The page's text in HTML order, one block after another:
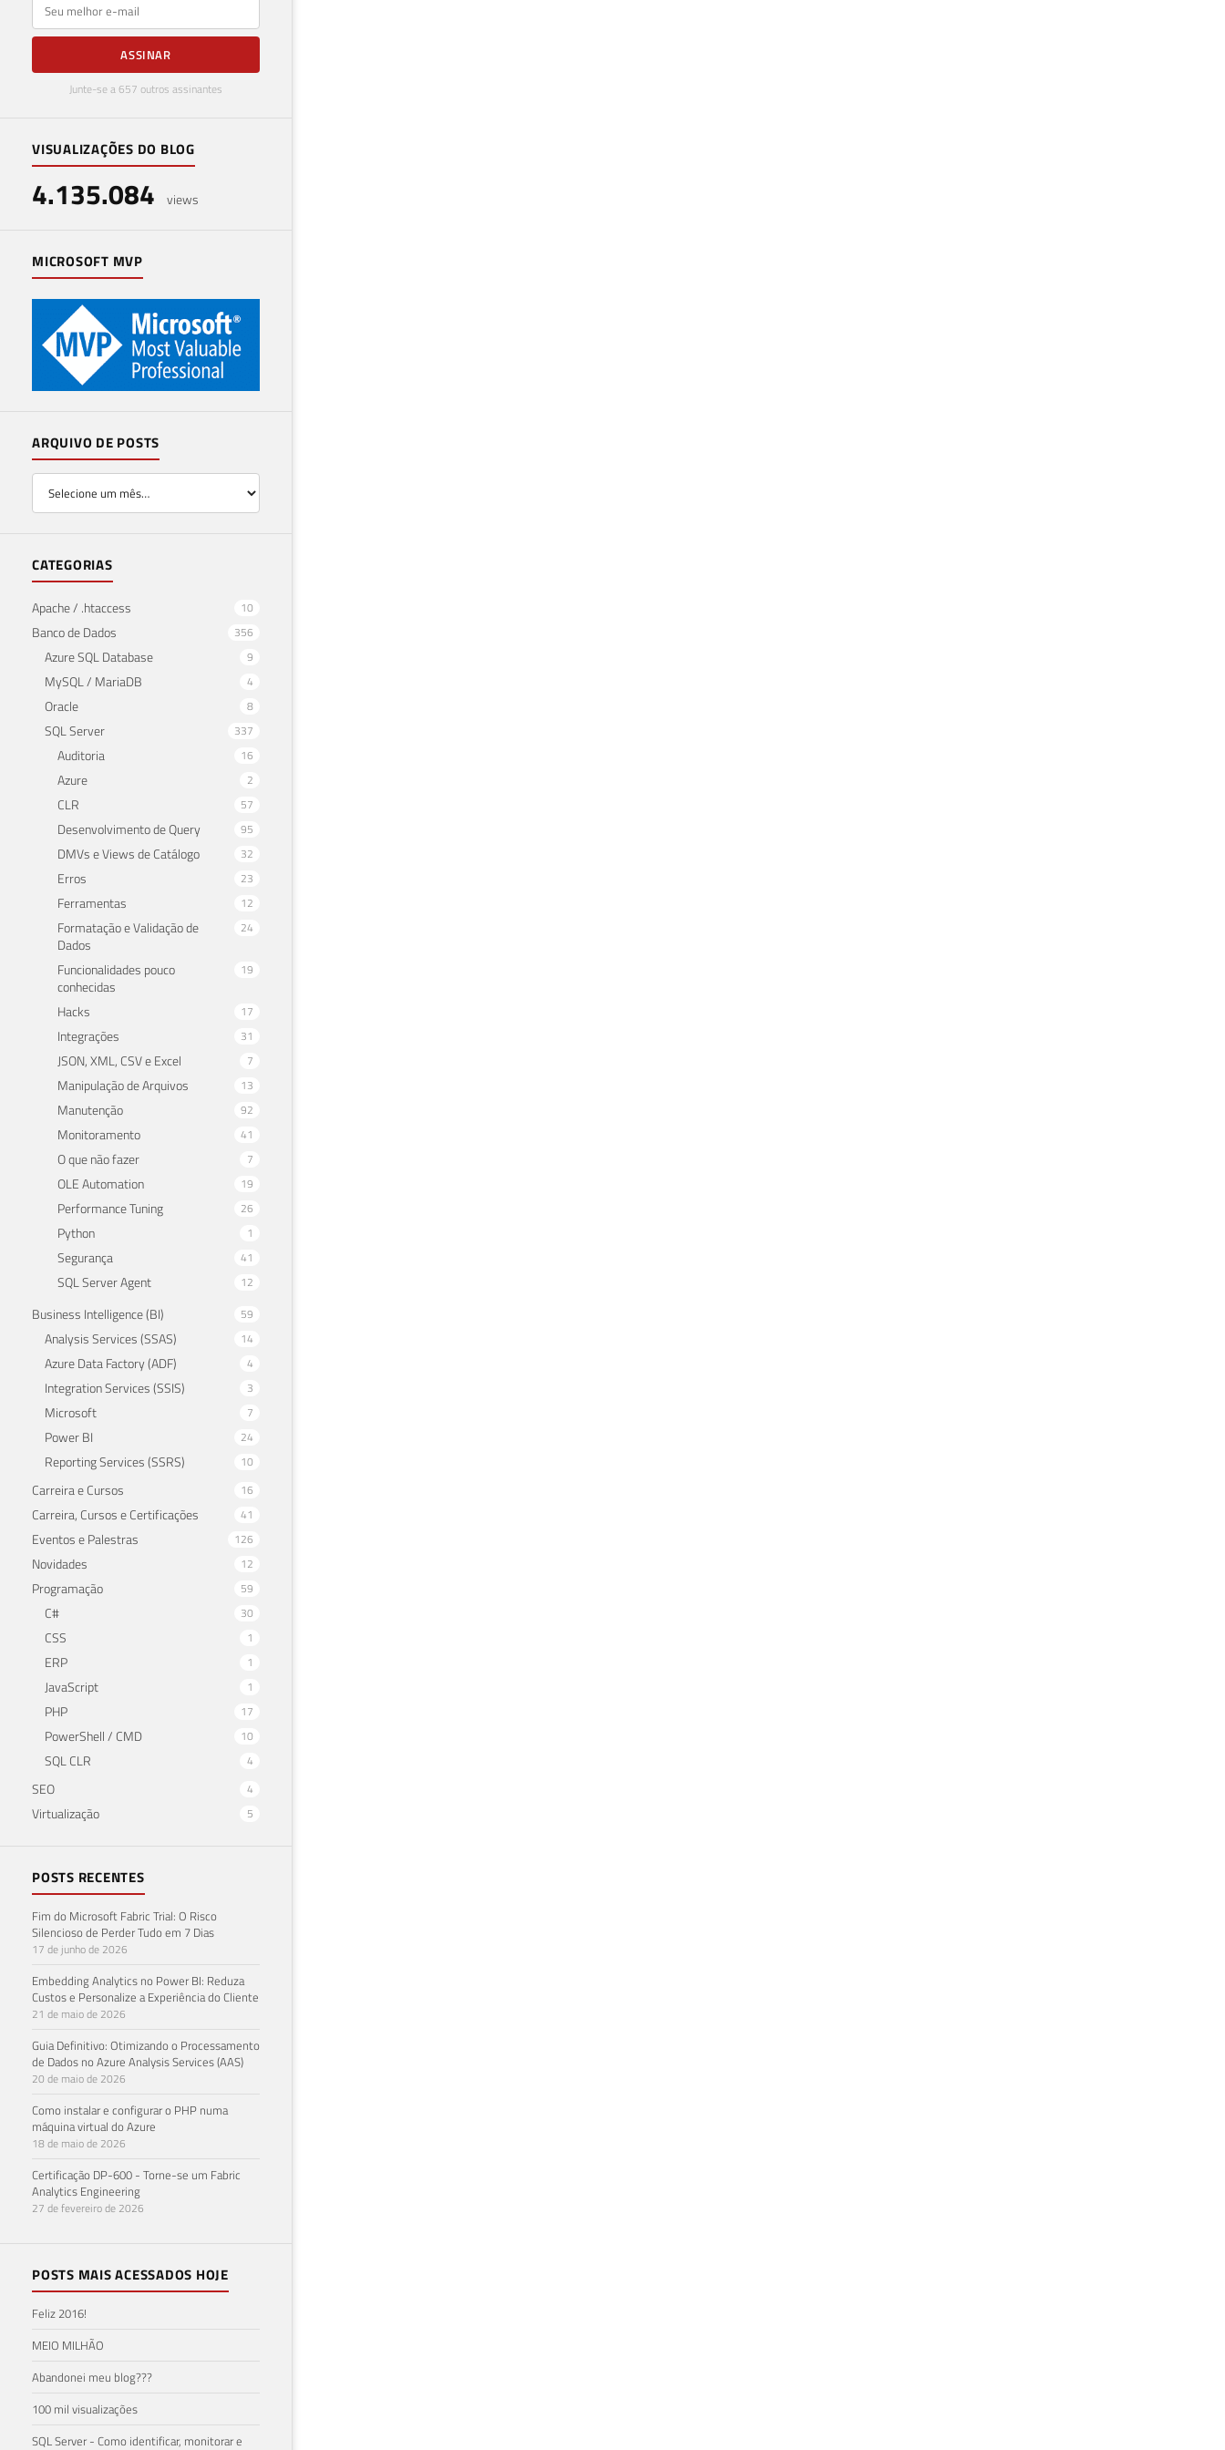
ASSINAR
Junte-se a 657 outros assinantes
VISUALIZAÇÕES DO BLOG
4.135.084 views
MICROSOFT MVP
ARQUIVO DE POSTS
CATEGORIAS
Apache / .htaccess 10
Banco de Dados 356
Azure SQL Database 9
MySQL / MariaDB 4
Oracle 8
SQL Server 337
Auditoria 16
Azure 2
CLR 57
Desenvolvimento de Query 95
DMVs e Views de Catálogo 32
Erros 23
Ferramentas 12
Formatação e Validação de
Dados
24
Funcionalidades pouco
conhecidas
19
Hacks 17
Integrações 31
JSON, XML, CSV e Excel 7
Manipulação de Arquivos 13
Manutenção 92
Monitoramento 41
O que não fazer 7
OLE Automation 19
Performance Tuning 26
Python 1
Segurança 41
SQL Server Agent 12
Business Intelligence (BI) 59
Analysis Services (SSAS) 14
Azure Data Factory (ADF) 4
Integration Services (SSIS) 3
Microsoft 7
Power BI 24
Reporting Services (SSRS) 10
Carreira e Cursos 16
Carreira, Cursos e Certificações 41
Eventos e Palestras 126
Novidades 12
Programação 59
C# 30
CSS 1
ERP 1
JavaScript 1
PHP 17
PowerShell / CMD 10
SQL CLR 4
SEO 4
Virtualização 5
POSTS RECENTES
Fim do Microsoft Fabric Trial: O Risco
Silencioso de Perder Tudo em 7 Dias
17 de junho de 2026
Embedding Analytics no Power BI: Reduza
Custos e Personalize a Experiência do Cliente
21 de maio de 2026
Guia Definitivo: Otimizando o Processamento
de Dados no Azure Analysis Services (AAS)
20 de maio de 2026
Como instalar e configurar o PHP numa
máquina virtual do Azure
18 de maio de 2026
Certificação DP-600 - Torne-se um Fabric
Analytics Engineering
27 de fevereiro de 2026
POSTS MAIS ACESSADOS HOJE
Feliz 2016!
MEIO MILHÃO
Abandonei meu blog???
100 mil visualizações
SQL Server - Como identificar, monitorar e